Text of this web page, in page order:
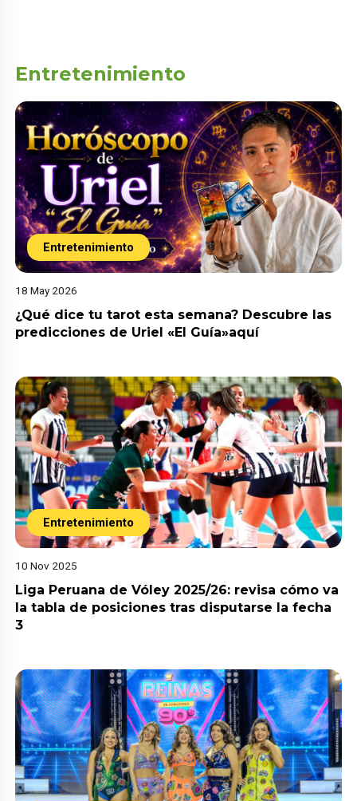
Entretenimiento
Entretenimiento
18 May 2026
¿Qué dice tu tarot esta semana? Descubre las
predicciones de Uriel «El Guía»aquí
Entretenimiento
10 Nov 2025
Liga Peruana de Vóley 2025/26: revisa cómo va
la tabla de posiciones tras disputarse la fecha
3